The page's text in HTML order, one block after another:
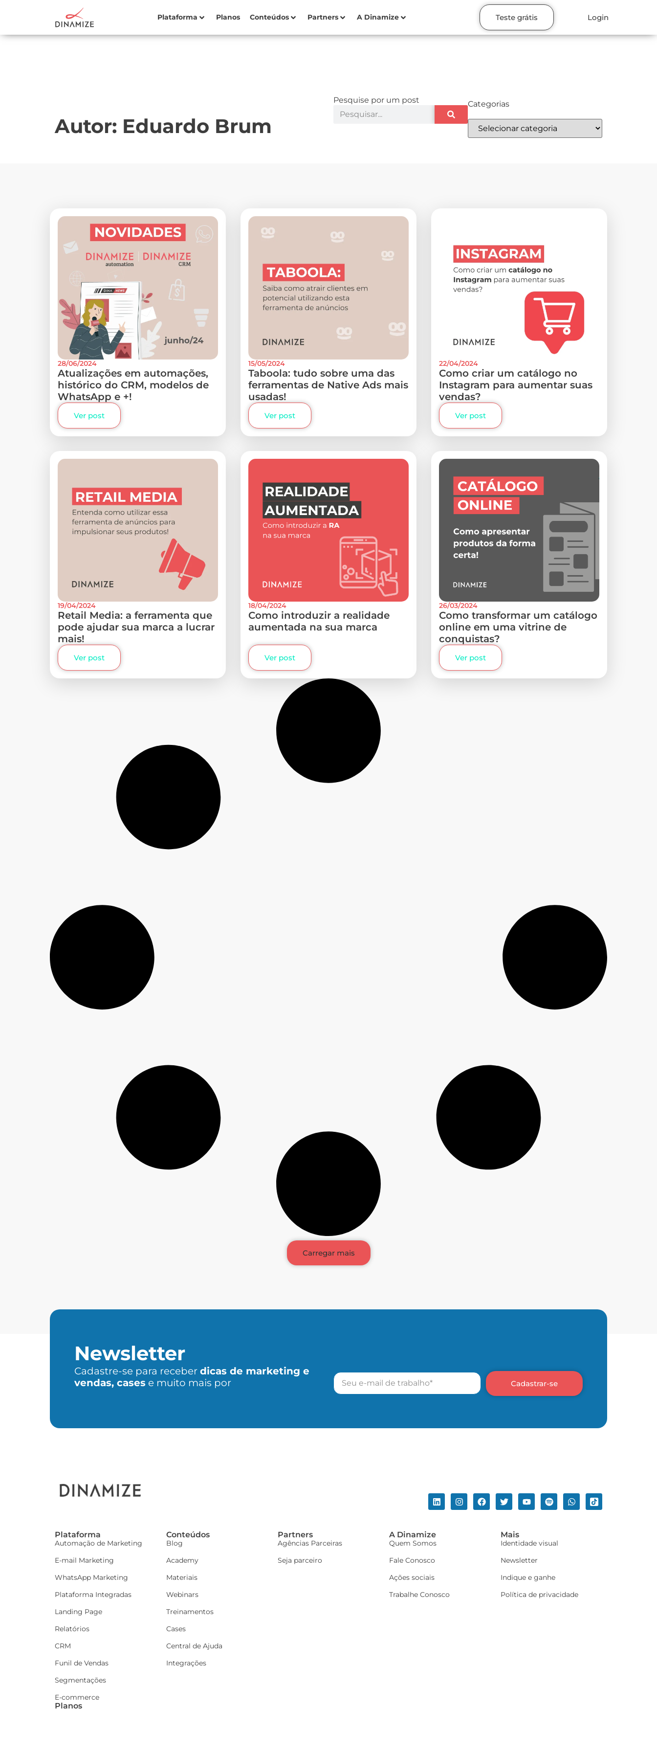
Plataforma Planos Conteúdos Partners A Dinamize Teste grátis Login
Autor: Eduardo Brum
Pesquise por um post Categorias
28/06/2024
Atualizações em automações,
histórico do CRM, modelos de
WhatsApp e +!
Ver post
15/05/2024
Taboola: tudo sobre uma das
ferramentas de Native Ads mais
usadas!
Ver post
22/04/2024
Como criar um catálogo no
Instagram para aumentar suas
vendas?
Ver post
19/04/2024
Retail Media: a ferramenta que
pode ajudar sua marca a lucrar
mais!
Ver post
18/04/2024
Como introduzir a realidade
aumentada na sua marca
Ver post
26/03/2024
Como transformar um catálogo
online em uma vitrine de
conquistas?
Ver post
Carregar mais
Newsletter
Cadastre-se para receber dicas de marketing e
vendas, cases e muito mais por Cadastrar-se
Plataforma
Automação de Marketing
E-mail Marketing
WhatsApp Marketing
Plataforma Integradas
Landing Page
Relatórios
CRM
Funil de Vendas
Segmentações
E-commerce
Planos
Conteúdos
Blog
Academy
Materiais
Webinars
Treinamentos
Cases
Central de Ajuda
Integrações
Partners
Agências Parceiras
Seja parceiro
A Dinamize
Quem Somos
Fale Conosco
Ações sociais
Trabalhe Conosco
Mais
Identidade visual
Newsletter
Indique e ganhe
Política de privacidade